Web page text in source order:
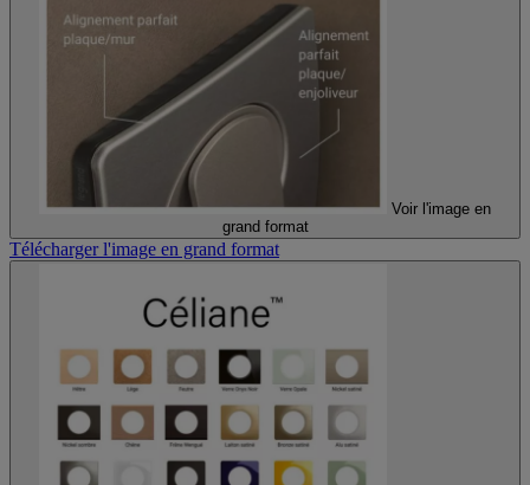
Voir l'image en
grand format
Télécharger l'image en grand format